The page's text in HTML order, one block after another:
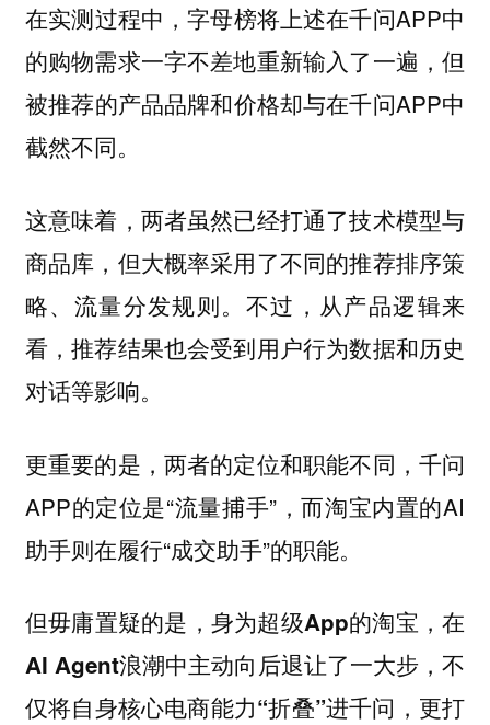
在实测过程中，字母榜将上述在千问APP中
的购物需求一字不差地重新输入了一遍，但
被推荐的产品品牌和价格却与在千问APP中
截然不同。
这意味着，两者虽然已经打通了技术模型与
商品库，但大概率采用了不同的推荐排序策
略、流量分发规则。不过，从产品逻辑来
看，推荐结果也会受到用户行为数据和历史
对话等影响。
更重要的是，两者的定位和职能不同，千问
APP的定位是“流量捕手”，而淘宝内置的AI
助手则在履行“成交助手”的职能。
但毋庸置疑的是，身为超级App的淘宝，在
AI Agent浪潮中主动向后退让了一大步，不
仅将自身核心电商能力“折叠”进千问，更打